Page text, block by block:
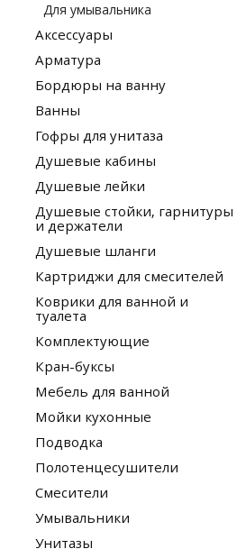
Для умывальника
Аксессуары
Арматура
Бордюры на ванну
Ванны
Гофры для унитаза
Душевые кабины
Душевые лейки
Душевые стойки, гарнитуры
и держатели
Душевые шланги
Картриджи для смесителей
Коврики для ванной и
туалета
Комплектующие
Кран-буксы
Мебель для ванной
Мойки кухонные
Подводка
Полотенцесушители
Смесители
Умывальники
Унитазы